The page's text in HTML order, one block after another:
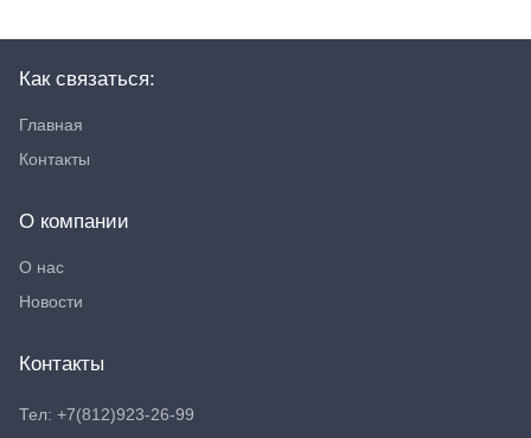
Как связаться:
Главная
Контакты
О компании
О нас
Новости
Контакты
Тел: +7(812)923-26-99